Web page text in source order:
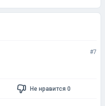
#7
Не нравится 0